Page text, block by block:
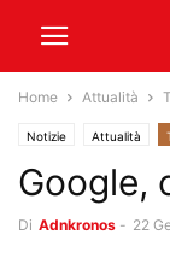
Home Attualità
Notizie Attualità
Google,
Di Adnkronos - 22